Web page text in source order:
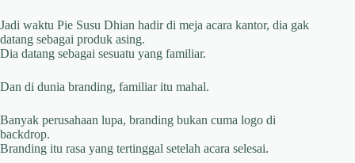
Jadi waktu Pie Susu Dhian hadir di meja acara kantor, dia gak
datang sebagai produk asing.
Dia datang sebagai sesuatu yang familiar.
Dan di dunia branding, familiar itu mahal.
Banyak perusahaan lupa, branding bukan cuma logo di
backdrop.
Branding itu rasa yang tertinggal setelah acara selesai.